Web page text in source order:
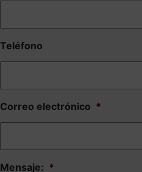
Teléfono
Correo electrónico *
Mensaje: *